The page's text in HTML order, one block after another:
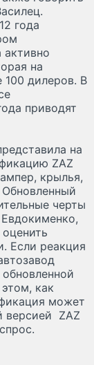
года
активно
на
100 дилеров. В
приводят
на
ZAZ
крылья,
черты
Если реакция
как
может
версией ZAZ